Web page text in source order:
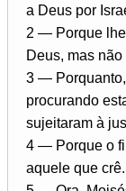
a Deus por
2 — Porque
Deus, mas
3 —
procurando
sujeitaram à
4 — Porque o
aquele que crê.